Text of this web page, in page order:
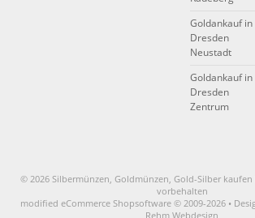
Goldankauf in
Dresden
Neustadt
Goldankauf in
Dresden
Zentrum
© 2026 Silbermünzen, Goldmünzen, Gold-Silber kaufen
vorbehalten
modified eCommerce Shopsoftware © 2009-2026 •
Rehm Webdesign